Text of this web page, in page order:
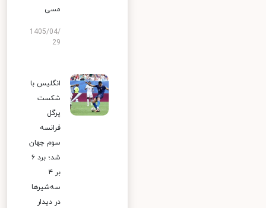
مسی
1405/04/
29
انگلیس با
شکست
پرگل
فرانسه
سوم جهان
شد؛ برد ۶
بر ۴
سه‌شیرها
در دیدار